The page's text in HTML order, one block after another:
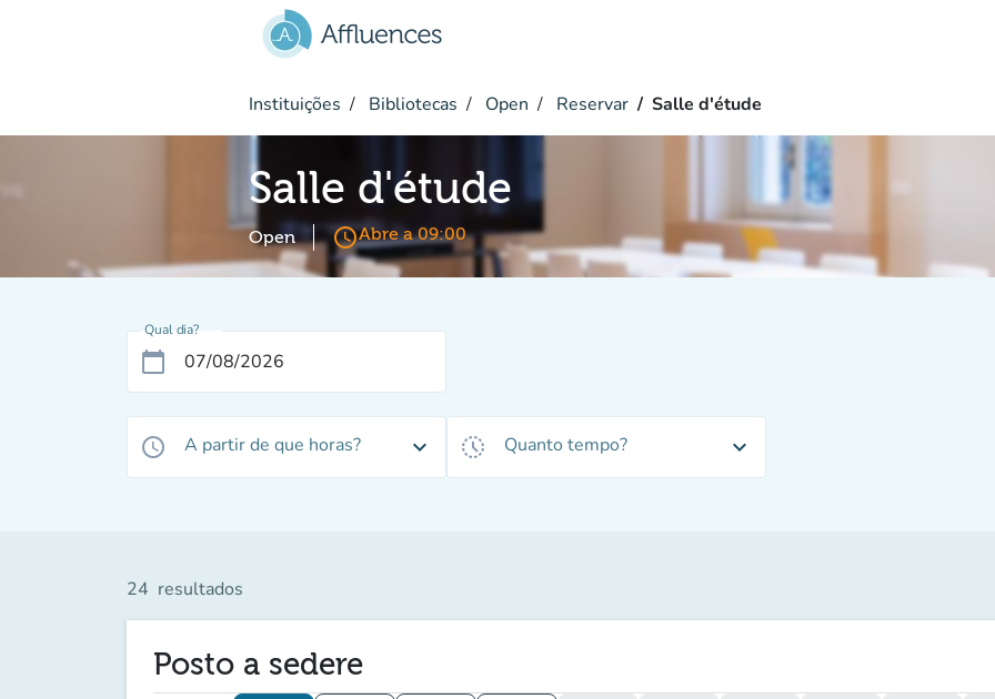
Instituições Bibliotecas Open Reservar Salle d'étude
Salle d'étude
Open access_timeAbre a 09:00
Qual dia?
calendar_today
access_time A partir de que horas? expand_more history_toggle_off Quanto tempo? expand_more
24 resultados
Posto a sedere